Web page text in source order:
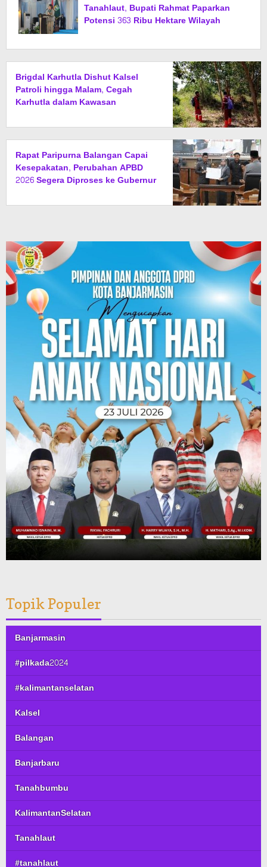
Tanahlaut, Bupati Rahmat Paparkan
Potensi 363 Ribu Hektare Wilayah
Brigdal Karhutla Dishut Kalsel
Patroli hingga Malam, Cegah
Karhutla dalam Kawasan
Rapat Paripurna Balangan Capai
Kesepakatan, Perubahan APBD
2026 Segera Diproses ke Gubernur
Topik Populer
Banjarmasin
#pilkada2024
#kalimantanselatan
Kalsel
Balangan
Banjarbaru
Tanahbumbu
KalimantanSelatan
Tanahlaut
#tanahlaut